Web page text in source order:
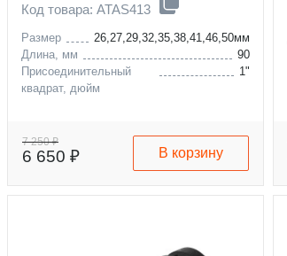
Код товара: ATAS413
Размер
26,27,29,32,35,38,41,46,50мм
Длина, мм
90
Присоединительный
квадрат, дюйм
1"
7 250 ₽
6 650 ₽ В корзину